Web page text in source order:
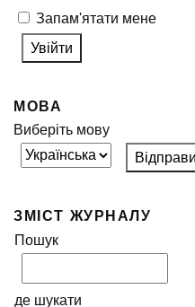
Запам'ятати мене
МОВА
Виберіть мову
ЗМІСТ ЖУРНАЛУ
Пошук
де шукати